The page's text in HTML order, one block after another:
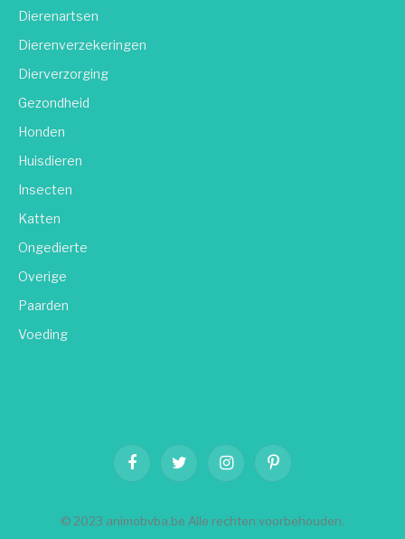
Dierenartsen
Dierenverzekeringen
Dierverzorging
Gezondheid
Honden
Huisdieren
Insecten
Katten
Ongedierte
Overige
Paarden
Voeding
FacebookTwitter InstagramPinterest
© 2023 animobvba.be Alle rechten voorbehouden.